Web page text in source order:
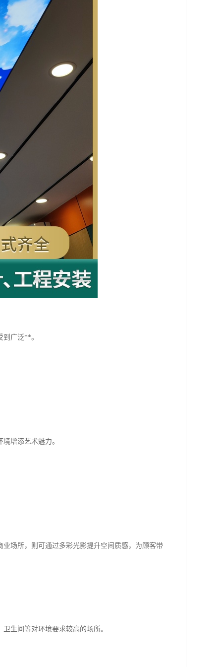
广泛**。
增添艺术魅力。
场所，则可通过多彩光影提升空间质感，为顾客带
生间等对环境要求较高的场所。